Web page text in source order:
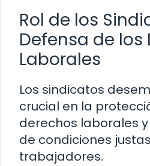
Rol de los
Defensa de los
Laborales
Los sindicatos
crucial en la
derechos laborales
de condiciones
trabajadores.